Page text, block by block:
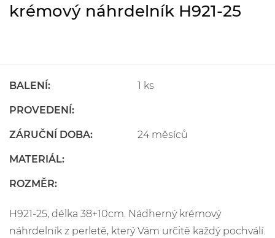
krémový náhrdelník H921-25
BALENÍ: 1 ks
PROVEDENÍ:
ZÁRUČNÍ DOBA: 24 měsíců
MATERIÁL:
ROZMĚR:
H921-25, délka 38+10cm. Nádherný krémový
náhrdelník z perletě, který Vám určitě každý pochválí.